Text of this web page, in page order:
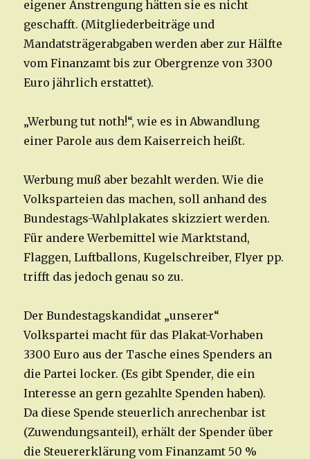
eigener Anstrengung hätten sie es nicht
geschafft. (Mitgliederbeiträge und
Mandatsträgerabgaben werden aber zur Hälfte
vom Finanzamt bis zur Obergrenze von 3300
Euro jährlich erstattet).
„Werbung tut noth!“, wie es in Abwandlung
einer Parole aus dem Kaiserreich heißt.
Werbung muß aber bezahlt werden. Wie die
Volksparteien das machen, soll anhand des
Bundestags-Wahlplakates skizziert werden.
Für andere Werbemittel wie Marktstand,
Flaggen, Luftballons, Kugelschreiber, Flyer pp.
trifft das jedoch genau so zu.
Der Bundestagskandidat „unserer“
Volkspartei macht für das Plakat-Vorhaben
3300 Euro aus der Tasche eines Spenders an
die Partei locker. (Es gibt Spender, die ein
Interesse an gern gezahlte Spenden haben).
Da diese Spende steuerlich anrechenbar ist
(Zuwendungsanteil), erhält der Spender über
die Steuererklärung vom Finanzamt 50 %